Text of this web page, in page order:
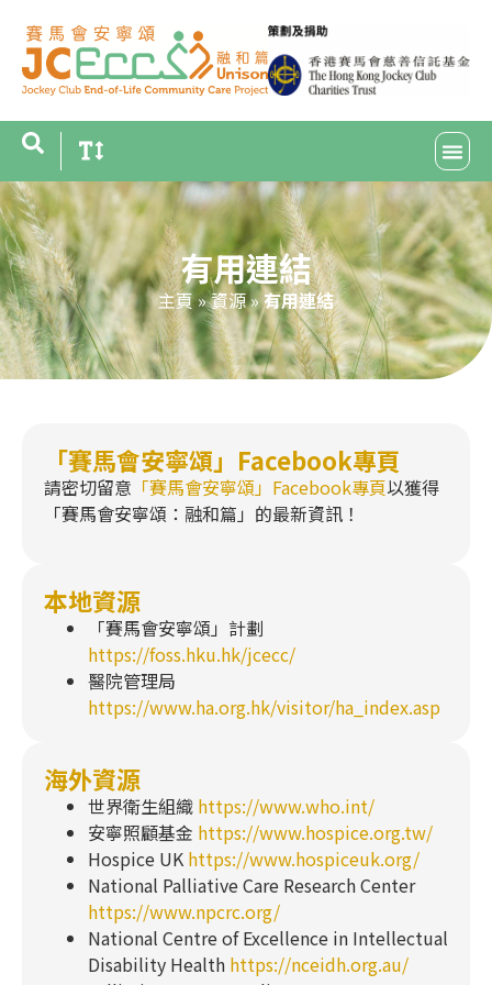
有用連結
主頁»資源»有用連結
「賽馬會安寧頌」Facebook專頁
請密切留意 「賽馬會安寧頌」Facebook專頁以獲得
「賽馬會安寧頌：融和篇」的最新資訊！
本地資源
「賽馬會安寧頌」計劃
https://foss.hku.hk/jcecc/
醫院管理局
https://www.ha.org.hk/visitor/ha_index.asp
海外資源
世界衛生組織 https://www.who.int/
安寧照顧基金 https://www.hospice.org.tw/
Hospice UK https://www.hospiceuk.org/
National Palliative Care Research Center
https://www.npcrc.org/
National Centre of Excellence in Intellectual
Disability Health https://nceidh.org.au/